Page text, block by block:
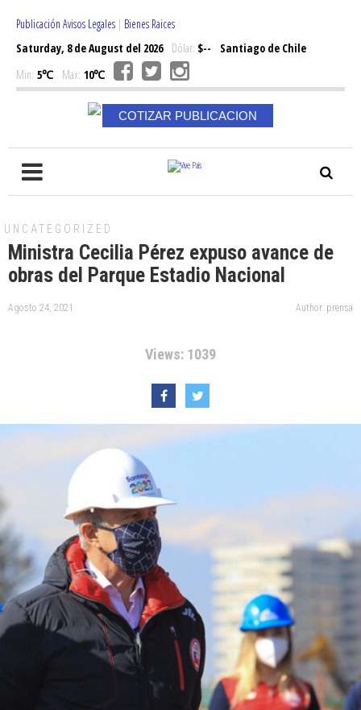
Publicación Avisos Legales | Bienes Raices
Saturday, 8 de August del 2026Dólar: $--
Santiago de Chile
Min: 5℃ Max: 10℃
COTIZAR PUBLICACION
UNCATEGORIZED
Ministra Cecilia Pérez expuso avance de
obras del Parque Estadio Nacional
Agosto 24, 2021 Author: prensa
Views: 1039